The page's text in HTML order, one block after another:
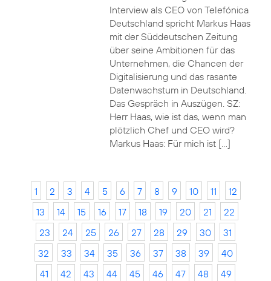
Interview als CEO von Telefónica
Deutschland spricht Markus Haas
mit der Süddeutschen Zeitung
über seine Ambitionen für das
Unternehmen, die Chancen der
Digitalisierung und das rasante
Datenwachstum in Deutschland.
Das Gespräch in Auszügen. SZ:
Herr Haas, wie ist das, wenn man
plötzlich Chef und CEO wird?
Markus Haas: Für mich ist […]
1 2 3 4 5 6 7 8 9 10 11
12
13
14 15 16 17 18 19 20 21
22
23
24 25 26 27 28 29 30
31
32
33 34 35 36 37 38 39
40
41
42 43 44 45 46 47 48
49